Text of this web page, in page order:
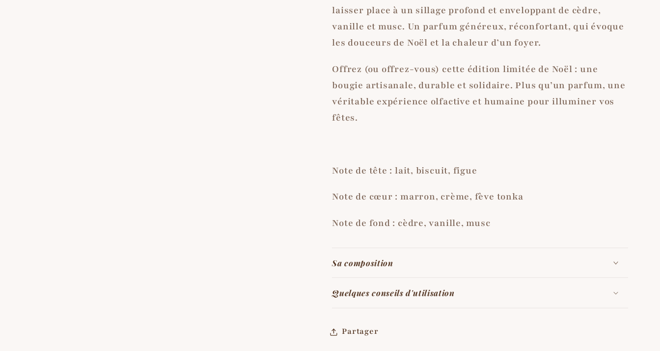
laisser place à un sillage profond et enveloppant de cèdre,
vanille et musc. Un parfum généreux, réconfortant, qui évoque
les douceurs de Noël et la chaleur d’un foyer.
Offrez (ou offrez-vous) cette édition limitée de Noël : une
bougie artisanale, durable et solidaire. Plus qu’un parfum, une
véritable expérience olfactive et humaine pour illuminer vos
fêtes.
Note de tête : lait, biscuit, figue
Note de cœur : marron, crème, fève tonka
Note de fond : cèdre, vanille, musc
Sa composition
Quelques conseils d'utilisation
Partager